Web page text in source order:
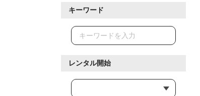
キーワード
レンタル開始